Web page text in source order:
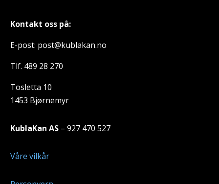
Kontakt oss på:
E-post: post@kublakan.no
Tlf. 489 28 270
Tosletta 10
1453 Bjørnemyr
KublaKan AS – 927 470 527
Våre vilkår